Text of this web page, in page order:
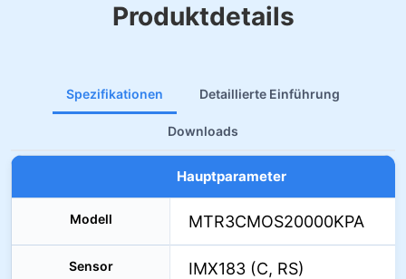
Produktdetails
Spezifikationen Detaillierte Einführung
Downloads
Hauptparameter
Modell MTR3CMOS20000KPA
Sensor IMX183 (C, RS)